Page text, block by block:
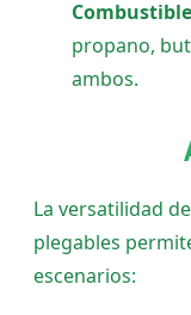
propano,
ambos.
La versatilidad
plegables
escenarios: